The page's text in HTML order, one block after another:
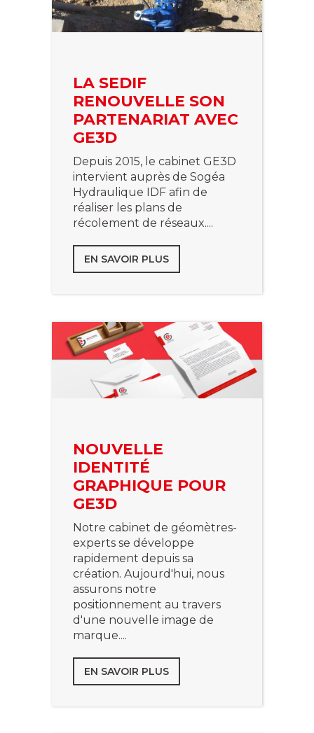
LA SEDIF
RENOUVELLE SON
PARTENARIAT AVEC
GE3D
Depuis 2015, le cabinet GE3D
intervient auprès de Sogéa
Hydraulique IDF afin de
réaliser les plans de
récolement de réseaux....
EN SAVOIR PLUS
NOUVELLE
IDENTITÉ
GRAPHIQUE POUR
GE3D
Notre cabinet de géomètres-
experts se développe
rapidement depuis sa
création. Aujourd'hui, nous
assurons notre
positionnement au travers
d'une nouvelle image de
marque....
EN SAVOIR PLUS